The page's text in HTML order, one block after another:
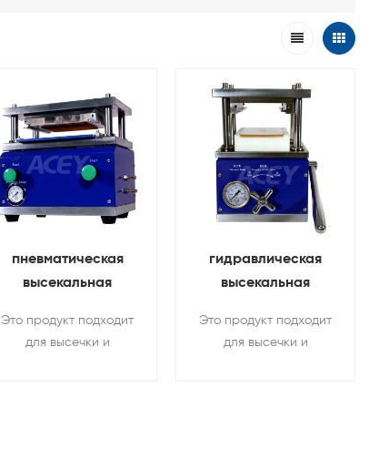
пневматическая
высекальная
аккумуляторных
Это продукт подходит
для высечки и
гидравлическая
высекальная
электродами с
Это продукт подходит
для высечки и